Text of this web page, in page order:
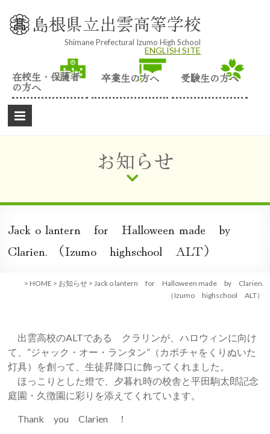
content 島根県立出雲高等学校
Shimane Prefectural Izumo High School
ENGLISH SITE
在校生・保護者
の方へ
卒業生の方へ 受験生の方へ
お知らせ
Jack o lantern for Halloween made by
Clarien. （Izumo highschool ALT）
> HOME > お知らせ > Jack o lantern for Halloween made by Clarien.
（Izumo highschool ALT）
出雲高校のALTである クラリンが、ハロウィンに向け
て、”ジャック・オー・ランタン”（カボチャをくりぬいた
灯具）を創って、生徒昇降口に飾ってくれました。
ほっこりとした燈で、夕暮れ時の校舎と平田駒太郎記念
庭園・久徴園に彩りを添えてくれています。
Thank you Clarien ！